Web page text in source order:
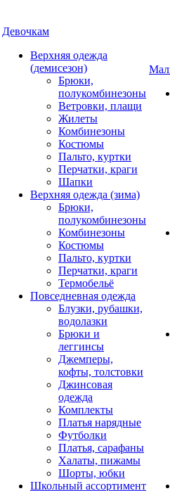
Девочкам
Верхняя одежда
(демисезон)
Брюки,
полукомбинезоны
Ветровки, плащи
Жилеты
Комбинезоны
Костюмы
Пальто, куртки
Перчатки, краги
Шапки
Верхняя одежда (зима)
Брюки,
полукомбинезоны
Комбинезоны
Костюмы
Пальто, куртки
Перчатки, краги
Термобельё
Повседневная одежда
Блузки, рубашки,
водолазки
Брюки и
леггинсы
Джемперы,
кофты, толстовки
Джинсовая
одежда
Комплекты
Платья нарядные
Футболки
Платья, сарафаны
Халаты, пижамы
Шорты, юбки
Школьный ассортимент